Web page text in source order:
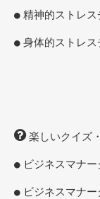
精神的ストレ
身体的ストレ
楽しいクイズ
ビジネスマナ
ビジネスマナ